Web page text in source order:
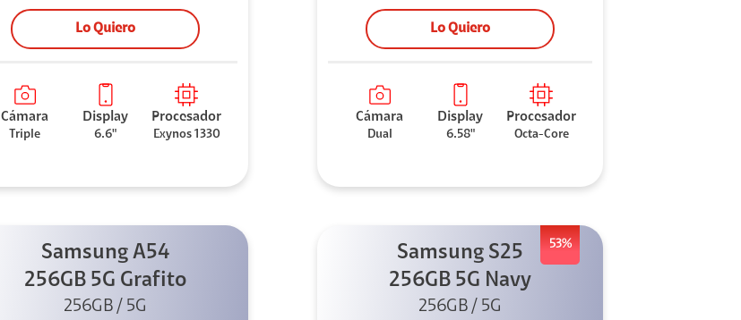
Lo Quiero
Cámara
Triple
Display
6.6"
Procesador
Exynos 1330
Lo Quiero
Cámara
Dual
Display
6.58"
Procesador
Octa-Core
Samsung A54
256GB 5G Grafito
256GB / 5G
53%
Samsung S25
256GB 5G Navy
256GB / 5G